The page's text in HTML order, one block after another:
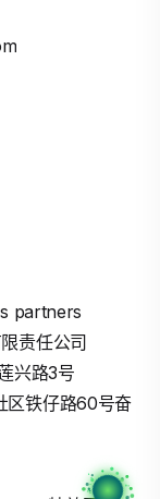
partners
责任公司
兴路3号
区铁仔路60号奋